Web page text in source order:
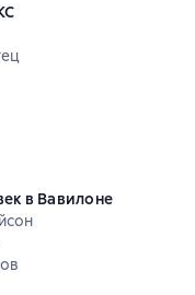
0 на основе 0 оценок
в Вавилоне